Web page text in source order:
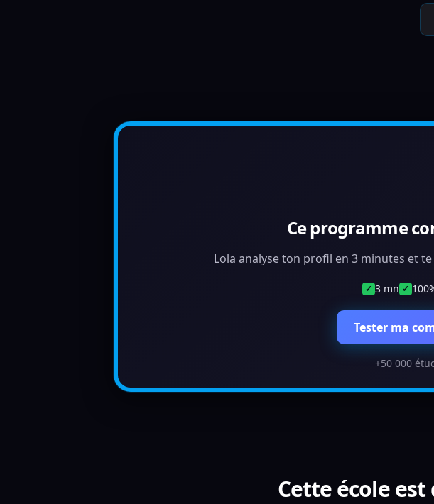
Ce programme
Lola analyse ton profil en 3 minutes et
✓ 3 mn ✓
Tester ma
+50 000
Cette école est